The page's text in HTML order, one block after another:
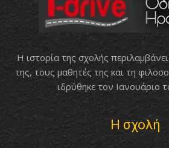
Η ιστορία της σχολής
της, τους μαθητές της και τη
ιδρύθηκε τον Ιανουάριο
Η σχολή